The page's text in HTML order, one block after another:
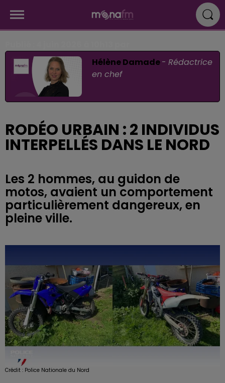
Hélène Damade-Rédactrice
en chef
RODÉO URBAIN : 2 INDIVIDUS
INTERPELLÉS DANS LE NORD
Les 2 hommes, au guidon de
motos, avaient un comportement
particulièrement dangereux, en
pleine ville.
Crédit : Police Nationale du Nord